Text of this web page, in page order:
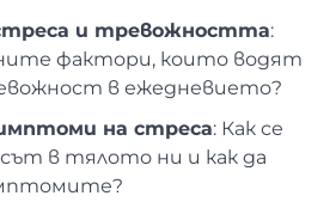
и тревожността:
фактори, които водят
в ежедневието?
на стреса: Как се
в тялото ни и как да